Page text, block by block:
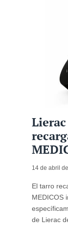
14 de abril
El tarro
MEDICOS
de Lierac